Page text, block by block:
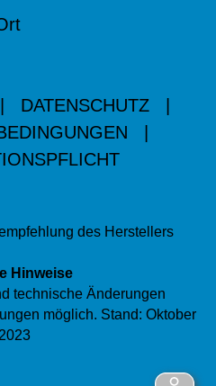
DATENSCHUTZ
des Herstellers
Hinweise
technische Änderungen
möglich. Stand: Oktober
2023